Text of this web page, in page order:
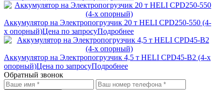
Аккумулятор на Электропогрузчик 20 т HELI CPD250-550 (4-
х опорный)Цена по запросуПодробнее
Аккумулятор на Электропогрузчик 4,5 т HELI CPD45-B2 (4-х
опорный)Цена по запросуПодробнее
Обратный звонок